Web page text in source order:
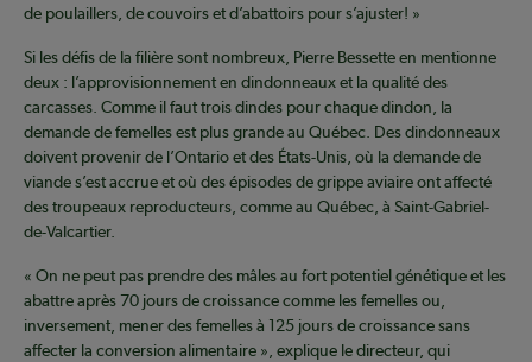
de poulaillers, de couvoirs et d’abattoirs pour s’ajuster! »
Si les défis de la filière sont nombreux, Pierre Bessette en mentionne
deux : l’approvisionnement en dindonneaux et la qualité des
carcasses. Comme il faut trois dindes pour chaque dindon, la
demande de femelles est plus grande au Québec. Des dindonneaux
doivent provenir de l’Ontario et des États-Unis, où la demande de
viande s’est accrue et où des épisodes de grippe aviaire ont affecté
des troupeaux reproducteurs, comme au Québec, à Saint-Gabriel-
de-Valcartier.
« On ne peut pas prendre des mâles au fort potentiel génétique et les
abattre après 70 jours de croissance comme les femelles ou,
inversement, mener des femelles à 125 jours de croissance sans
affecter la conversion alimentaire », explique le directeur, qui